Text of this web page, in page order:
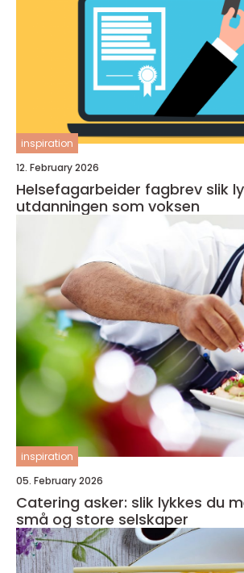
inspiration
12. February 2026
Helsefagarbeider fagbrev slik lykkes du med
utdanningen som voksen
inspiration
05. February 2026
Catering asker: slik lykkes du
små og store selskaper